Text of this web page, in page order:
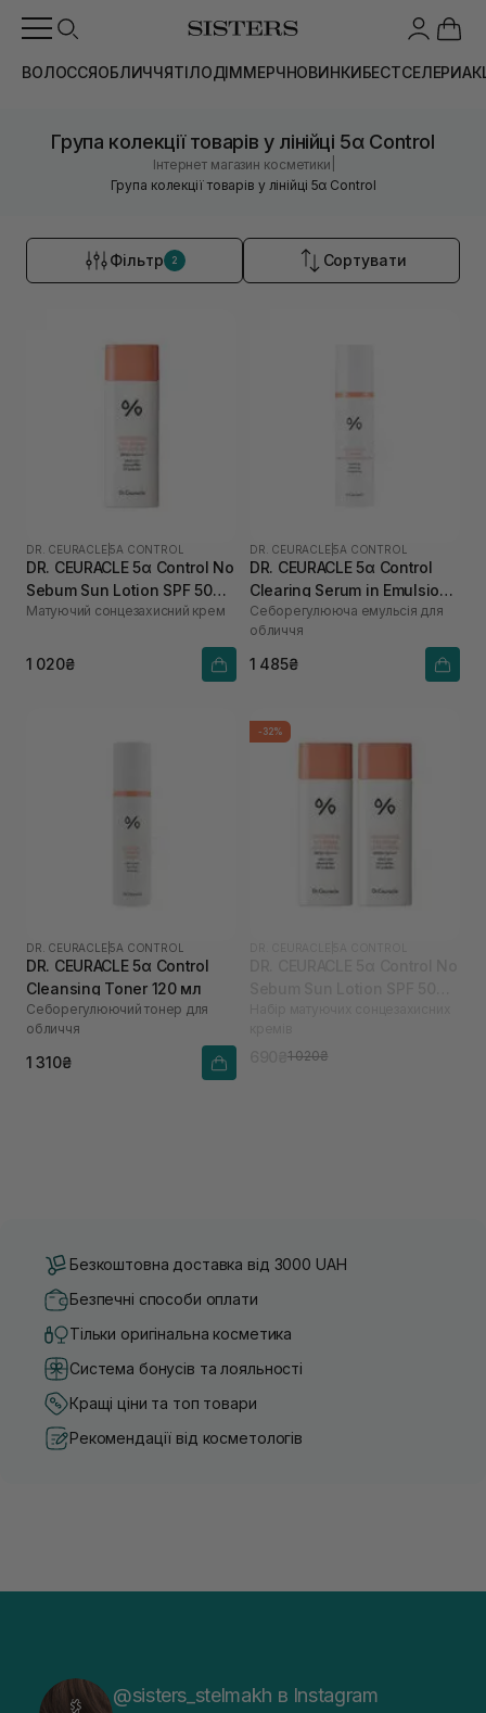
ВОЛОССЯОБЛИЧЧЯТІЛОДІММЕРЧНОВИНКИБЕСТСЕЛЕРИ
Група колекції товарів у лінійці 5α Control
Інтернет магазин косметики
Група колекції товарів у лінійці 5α Control
Фільтр 2 Сортувати
DR. CEURACLE |5Α CONTROL
DR. CEURACLE 5α Control No
Sebum Sun Lotion SPF 50
PA++++ 50 мл
Матуючий сонцезахисний крем
1 020₴
DR. CEURACLE |5Α CONTROL
DR. CEURACLE 5α Control
Clearing Serum in Emulsion
100 мл
Себорегулююча емульсія для
обличчя
1 485₴
DR. CEURACLE |5Α CONTROL
DR. CEURACLE 5α Control
Cleansing Toner 120 мл
Себорегулюючий тонер для
обличчя
1 310₴
-32%
1 020₴
Безкоштовна доставка від 3000 UAH
Безпечні способи оплати
Тільки оригінальна косметика
Система бонусів та лояльності
Кращі ціни та топ товари
Рекомендації від косметологів
@sisters_stelmakh в Instagram